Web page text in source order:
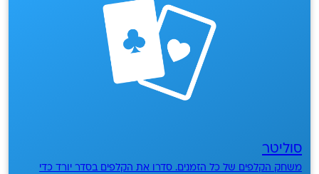
סוליטר
משחק הקלפים של כל הזמנים. סדרו את הקלפים בסדר יורד כדי